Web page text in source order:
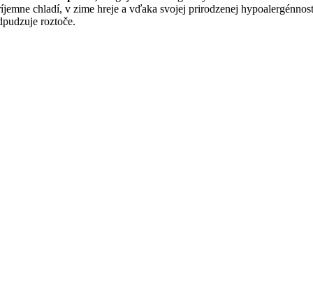
chladí, v zime hreje a vďaka svojej prirodzenej
roztoče.